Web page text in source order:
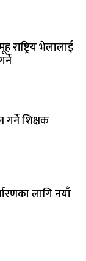
राष्ट्रिय भेलालाई
शिक्षक
लागि नयाँ